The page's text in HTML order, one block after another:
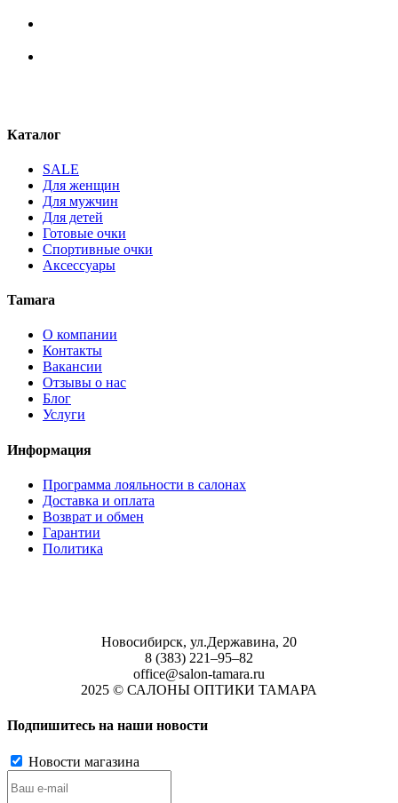
Каталог
SALE
Для женщин
Для мужчин
Для детей
Готовые очки
Спортивные очки
Аксессуары
Tamara
О компании
Контакты
Вакансии
Отзывы о нас
Блог
Услуги
Информация
Программа лояльности в салонах
Доставка и оплата
Возврат и обмен
Гарантии
Политика
Новосибирск, ул.Державина, 20
8 (383) 221‒95‒82
office@salon-tamara.ru
2025 © САЛОНЫ ОПТИКИ ТАМАРА
Подпишитесь на наши новости
Новости магазина